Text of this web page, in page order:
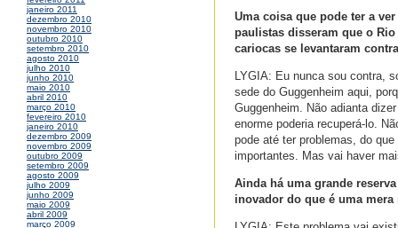
janeiro 2011
dezembro 2010
novembro 2010
outubro 2010
setembro 2010
agosto 2010
julho 2010
junho 2010
maio 2010
abril 2010
março 2010
fevereiro 2010
janeiro 2010
dezembro 2009
novembro 2009
outubro 2009
setembro 2009
agosto 2009
julho 2009
junho 2009
maio 2009
abril 2009
março 2009
Uma coisa que pode ter a
paulistas disseram que o
cariocas se levantaram
LYGIA: Eu nunca sou contra,
sede do Guggenheim aqui,
Guggenheim. Não adianta
enorme poderia recuperá-lo.
pode até ter problemas, do
importantes. Mas vai haver
Ainda há uma grande
inovador do que é uma mera